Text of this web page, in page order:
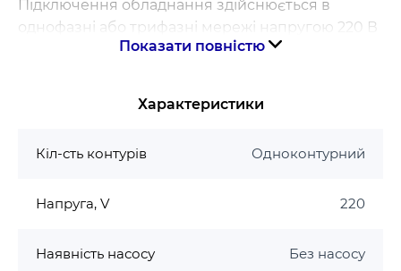
Підключення обладнання здійснюється в
однофазні або трифазні мережі напругою 220 В
або 380 В відповідно. До переваг електричних
коефіцієнт корисної дії (ККД), простота
технічного обслуговування, екологічна чистота,
транспортування. У поєднанні з невисокою
електрокотли серії «Економ» стали ідеальним
функціональних можливостей і вартості.
Показати повністю
Характеристики
Кіл-сть контурів Одноконтурний
Напруга, V 220
Наявність насосу Без насосу